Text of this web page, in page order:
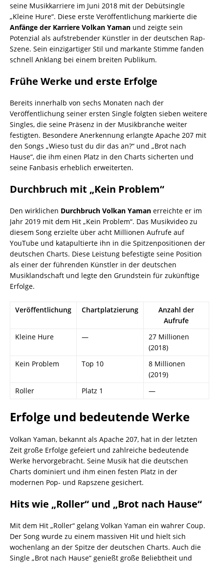
seine Musikkarriere im Juni 2018 mit der Debütsingle
„Kleine Hure“. Diese erste Veröffentlichung markierte die
Anfänge der Karriere Volkan Yaman und zeigte sein
Potenzial als aufstrebender Künstler in der deutschen Rap-
Szene. Sein einzigartiger Stil und markante Stimme fanden
schnell Anklang bei einem breiten Publikum.
Frühe Werke und erste Erfolge
Bereits innerhalb von sechs Monaten nach der
Veröffentlichung seiner ersten Single folgten sieben weitere
Singles, die seine Präsenz in der Musikbranche weiter
festigten. Besondere Anerkennung erlangte Apache 207 mit
den Songs „Wieso tust du dir das an?“ und „Brot nach
Hause“, die ihm einen Platz in den Charts sicherten und
seine Fanbasis erheblich erweiterten.
Durchbruch mit „Kein Problem“
Den wirklichen Durchbruch Volkan Yaman erreichte er im
Jahr 2019 mit dem Hit „Kein Problem“. Das Musikvideo zu
diesem Song erzielte über acht Millionen Aufrufe auf
YouTube und katapultierte ihn in die Spitzenpositionen der
deutschen Charts. Diese Leistung befestigte seine Position
als einer der führenden Künstler in der deutschen
Musiklandschaft und legte den Grundstein für zukünftige
Erfolge.
Veröffentlichung Chartplatzierung
Anzahl der
Aufrufe
Kleine Hure
—
27 Millionen
(2018)
Kein Problem
Top 10
8 Millionen
(2019)
Roller
Platz 1 —
Erfolge und bedeutende Werke
Volkan Yaman, bekannt als Apache 207, hat in der letzten
Zeit große Erfolge gefeiert und zahlreiche bedeutende
Werke hervorgebracht. Seine Musik hat die deutschen
Charts dominiert und ihm einen festen Platz in der
modernen Pop- und Rapszene gesichert.
Hits wie „Roller“ und „Brot nach Hause“
Mit dem Hit „Roller“ gelang Volkan Yaman ein wahrer Coup.
Der Song wurde zu einem massiven Hit und hielt sich
wochenlang an der Spitze der deutschen Charts. Auch die
Single „Brot nach Hause“ genießt große Beliebtheit und